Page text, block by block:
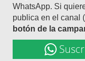
WhatsApp. Si
publica en el canal
botón de la